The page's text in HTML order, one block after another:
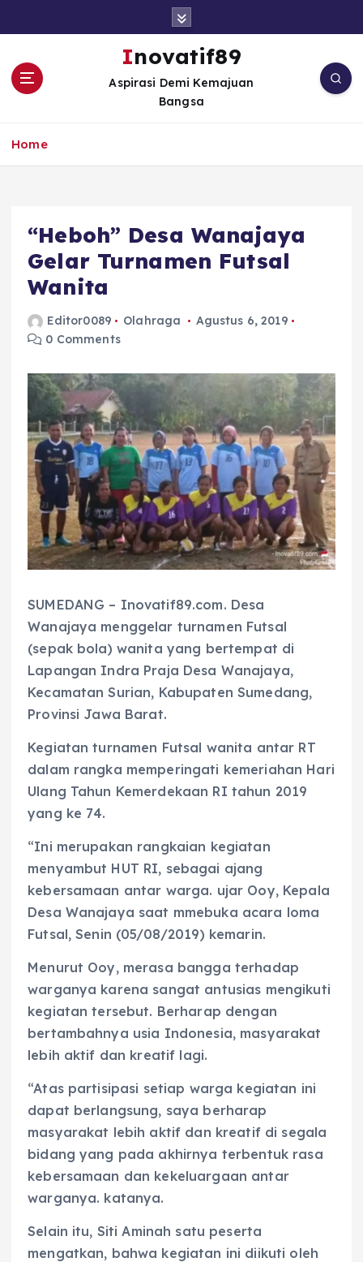
Inovatif89
Aspirasi Demi Kemajuan
Bangsa
Home
“Heboh” Desa Wanajaya
Gelar Turnamen Futsal
Wanita
Editor0089 Olahraga
Agustus 6, 2019
0 Comments
SUMEDANG – Inovatif89.com. Desa
Wanajaya menggelar turnamen Futsal
(sepak bola) wanita yang bertempat di
Lapangan Indra Praja Desa Wanajaya,
Kecamatan Surian, Kabupaten Sumedang,
Provinsi Jawa Barat.
Kegiatan turnamen Futsal wanita antar RT
dalam rangka memperingati kemeriahan Hari
Ulang Tahun Kemerdekaan RI tahun 2019
yang ke 74.
“Ini merupakan rangkaian kegiatan
menyambut HUT RI, sebagai ajang
kebersamaan antar warga. ujar Ooy, Kepala
Desa Wanajaya saat mmebuka acara loma
Futsal, Senin (05/08/2019) kemarin.
Menurut Ooy, merasa bangga terhadap
warganya karena sangat antusias mengikuti
kegiatan tersebut. Berharap dengan
bertambahnya usia Indonesia, masyarakat
lebih aktif dan kreatif lagi.
“Atas partisipasi setiap warga kegiatan ini
dapat berlangsung, saya berharap
masyarakat lebih aktif dan kreatif di segala
bidang yang pada akhirnya terbentuk rasa
kebersamaan dan kekeluargaan antar
warganya. katanya.
Selain itu, Siti Aminah satu peserta
mengatkan, bahwa kegiatan ini diikuti oleh